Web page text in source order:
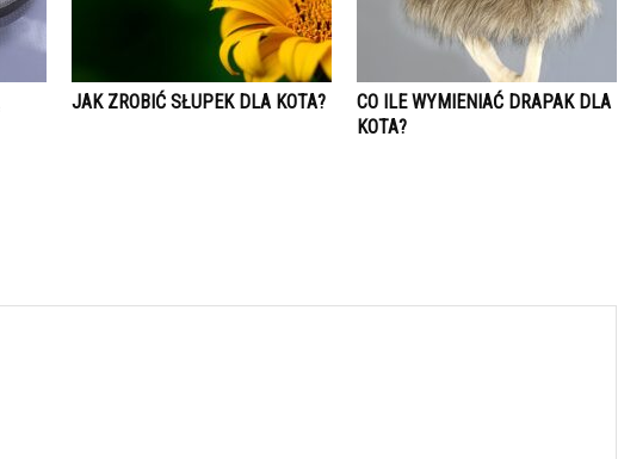
JAK ZROBIĆ SŁUPEK DLA KOTA?
CO ILE WYMIENIAĆ DRAPAK DLA
KOTA?